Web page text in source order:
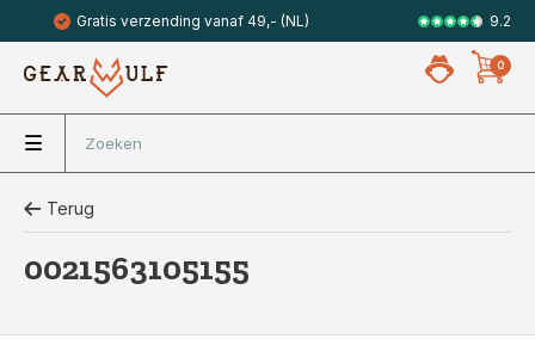
Gratis verzending vanaf 49,- (NL) Veilig met
9.2
0
Terug
0021563105155